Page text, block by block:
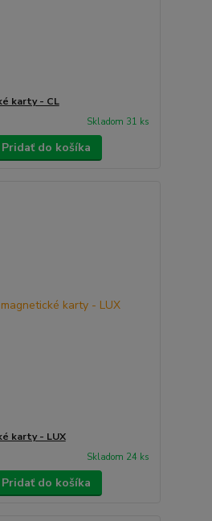
karty - CL
Skladom 31 ks
Pridať do košíka
karty - LUX
Skladom 24 ks
Pridať do košíka